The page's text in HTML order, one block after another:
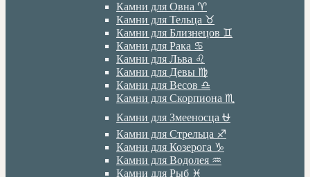
Камни для Овна ♈️
Камни для Тельца ♉️
Камни для Близнецов ♊️
Камни для Рака ♋️
Камни для Льва ♌️
Камни для Девы ♍️
Камни для Весов ♎️
Камни для Скорпиона ♏️
Камни для Змееносца ⛎
Камни для Стрельца ♐️
Камни для Козерога ♑️
Камни для Водолея ♒️
Камни для Рыб ♓️